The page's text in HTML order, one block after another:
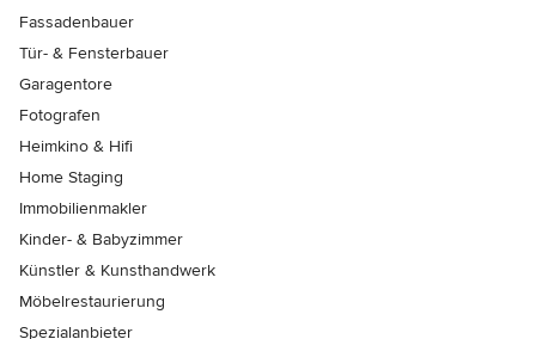
Fassadenbauer
Tür- & Fensterbauer
Garagentore
Fotografen
Heimkino & Hifi
Home Staging
Immobilienmakler
Kinder- & Babyzimmer
Künstler & Kunsthandwerk
Möbelrestaurierung
Spezialanbieter